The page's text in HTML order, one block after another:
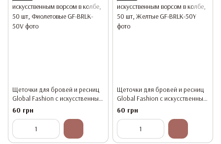
Щеточки для бровей и ресниц
Global Fashion с искусственным
ворсом в колбе, 50 шт,
Фиолетовые
60 грн
Щеточки для бровей и ресниц
Global Fashion с искусственным
ворсом в колбе, 50 шт, Желтые
60 грн